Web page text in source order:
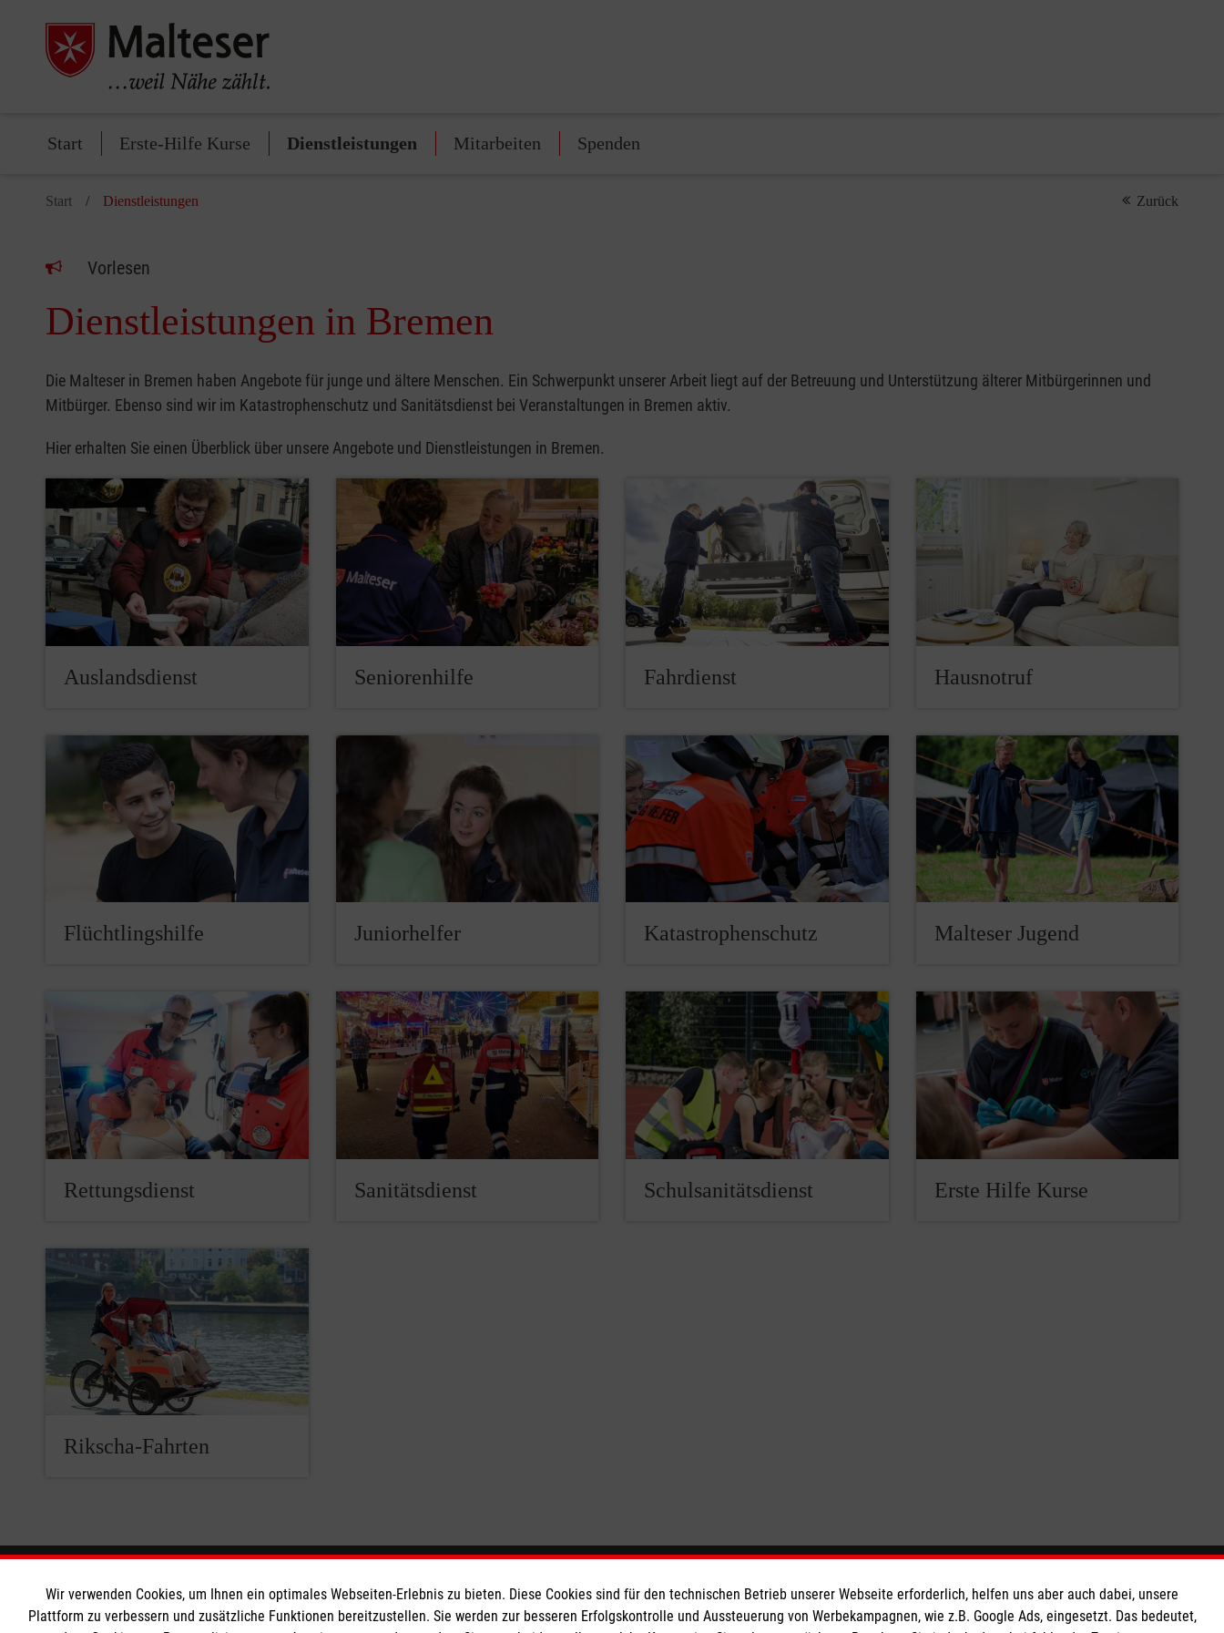
Start Erste-Hilfe Kurse Dienstleistungen Mitarbeiten Spenden
Start Dienstleistungen Zurück
Vorlesen
Dienstleistungen in Bremen
Die Malteser in Bremen haben Angebote für junge und ältere Menschen. Ein Schwerpunkt unserer Arbeit liegt auf der Betreuung und Unterstützung älterer Mitbürgerinnen und
Mitbürger. Ebenso sind wir im Katastrophenschutz und Sanitätsdienst bei Veranstaltungen in Bremen aktiv.
Hier erhalten Sie einen Überblick über unsere Angebote und Dienstleistungen in Bremen.
Auslandsdienst Seniorenhilfe Fahrdienst Hausnotruf
Flüchtlingshilfe Juniorhelfer Katastrophenschutz Malteser Jugend
Rettungsdienst Sanitätsdienst Schulsanitätsdienst Erste Hilfe Kurse
Rikscha-Fahrten
Informationen Die Malteser Spendenkonto So finden Sie uns
Wir verwenden Cookies, um Ihnen ein optimales Webseiten-Erlebnis zu bieten. Diese Cookies sind für den technischen Betrieb unserer Webseite erforderlich, helfen uns aber auch dabei, unsere
Plattform zu verbessern und zusätzliche Funktionen bereitzustellen. Sie werden zur besseren Erfolgskontrolle und Aussteuerung von Werbekampagnen, wie z.B. Google Ads, eingesetzt. Das bedeutet,